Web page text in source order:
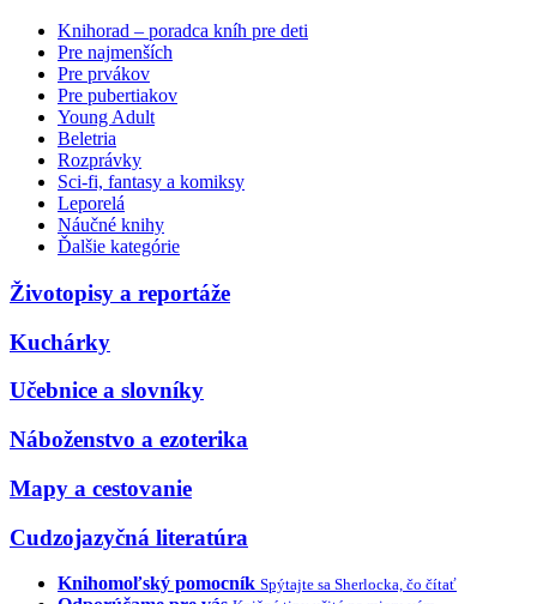
Knihorad – poradca kníh pre deti
Pre najmenších
Pre prvákov
Pre pubertiakov
Young Adult
Beletria
Rozprávky
Sci-fi, fantasy a komiksy
Leporelá
Náučné knihy
Ďalšie kategórie
Životopisy a reportáže
Kuchárky
Učebnice a slovníky
Náboženstvo a ezoterika
Mapy a cestovanie
Cudzojazyčná literatúra
Knihomoľský pomocník Spýtajte sa Sherlocka, čo čítať